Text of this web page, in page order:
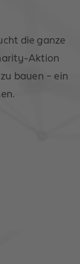
die ganze
Aktion
bauen – ein